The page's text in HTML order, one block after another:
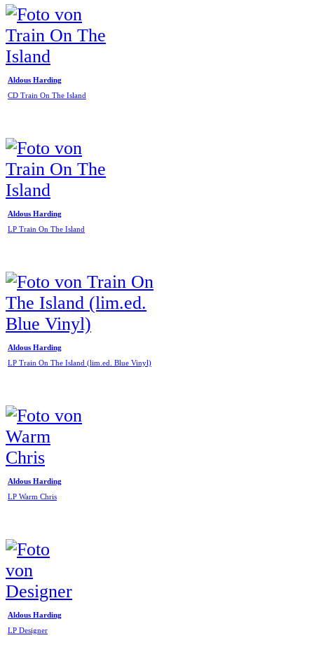
Aldous Harding
CD Train On The Island
Aldous Harding
LP Train On The Island
Aldous Harding
LP Train On The Island (lim.ed. Blue Vinyl)
Aldous Harding
LP Warm Chris
Aldous Harding
LP Designer